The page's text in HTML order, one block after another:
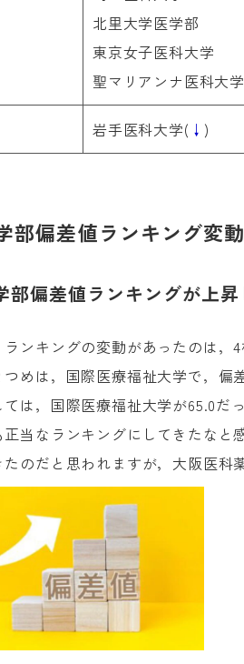
北里大学医学部
東京女子医科大学
聖マリアンナ医科大学
岩手医科大学( ↓ )
部偏差値ランキング変
部偏差値ランキングが上
ランキングの変動があったのは，
つめは，国際医療福祉大学で，偏
ては，国際医療福祉大学が65.0だ
正当なランキングにしてきたなと
たのだと思われますが，大阪医科